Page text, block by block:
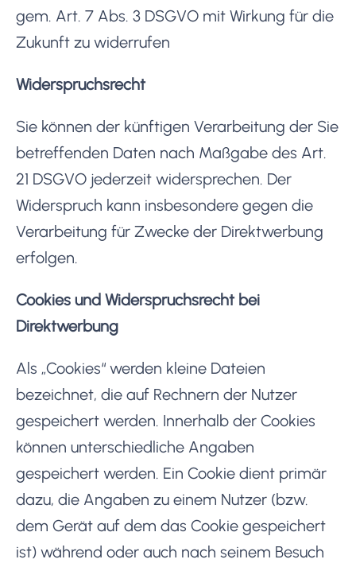
gem. Art. 7 Abs. 3 DSGVO mit Wirkung für die
Zukunft zu widerrufen
Widerspruchsrecht
Sie können der künftigen Verarbeitung der Sie
betreffenden Daten nach Maßgabe des Art.
21 DSGVO jederzeit widersprechen. Der
Widerspruch kann insbesondere gegen die
Verarbeitung für Zwecke der Direktwerbung
erfolgen.
Cookies und Widerspruchsrecht bei
Direktwerbung
Als „Cookies“ werden kleine Dateien
bezeichnet, die auf Rechnern der Nutzer
gespeichert werden. Innerhalb der Cookies
können unterschiedliche Angaben
gespeichert werden. Ein Cookie dient primär
dazu, die Angaben zu einem Nutzer (bzw.
dem Gerät auf dem das Cookie gespeichert
ist) während oder auch nach seinem Besuch